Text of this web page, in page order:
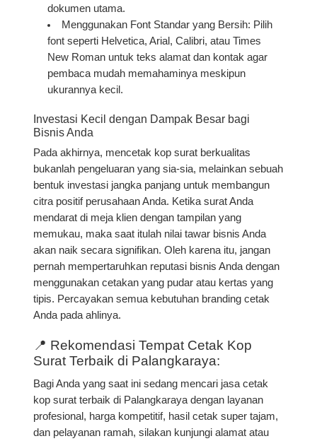
dokumen utama.
Menggunakan Font Standar yang Bersih: Pilih
font seperti Helvetica, Arial, Calibri, atau Times
New Roman untuk teks alamat dan kontak agar
pembaca mudah memahaminya meskipun
ukurannya kecil.
Investasi Kecil dengan Dampak Besar bagi
Bisnis Anda
Pada akhirnya, mencetak kop surat berkualitas
bukanlah pengeluaran yang sia-sia, melainkan sebuah
bentuk investasi jangka panjang untuk membangun
citra positif perusahaan Anda. Ketika surat Anda
mendarat di meja klien dengan tampilan yang
memukau, maka saat itulah nilai tawar bisnis Anda
akan naik secara signifikan. Oleh karena itu, jangan
pernah mempertaruhkan reputasi bisnis Anda dengan
menggunakan cetakan yang pudar atau kertas yang
tipis. Percayakan semua kebutuhan branding cetak
Anda pada ahlinya.
📍 Rekomendasi Tempat Cetak Kop
Surat Terbaik di Palangkaraya:
Bagi Anda yang saat ini sedang mencari jasa cetak
kop surat terbaik di Palangkaraya dengan layanan
profesional, harga kompetitif, hasil cetak super tajam,
dan pelayanan ramah, silakan kunjungi alamat atau